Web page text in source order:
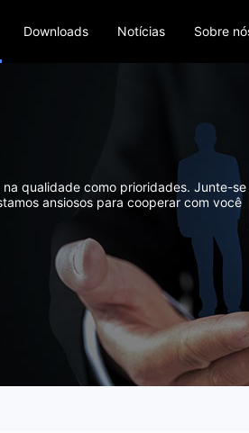
Downloads Notícias Sobre
qualidade como prioridades. Junte-se
ansiosos para cooperar com você